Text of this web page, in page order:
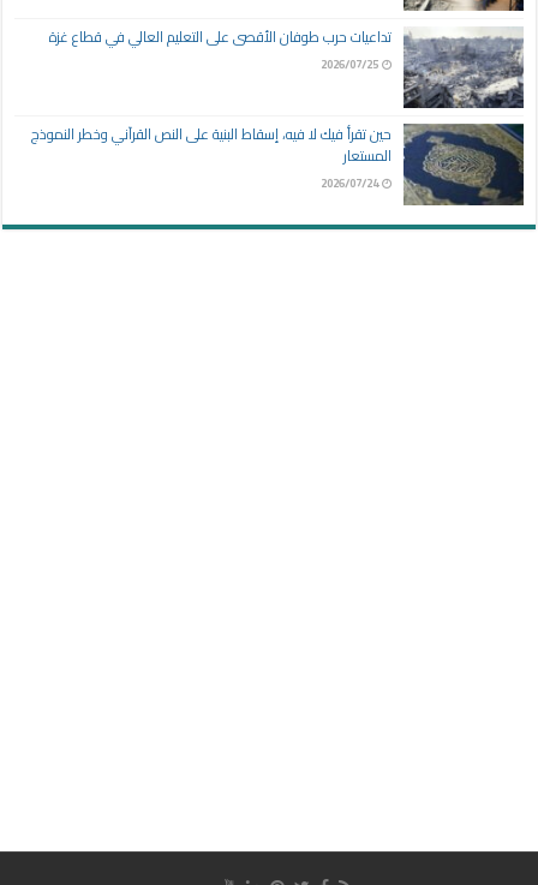
تداعيات حرب طوفان الأقصى على التعليم العالي في قطاع غزة
2026/07/25
حين تقرأ فيك لا فيه، إسقاط البنية على النص القرآني وخطر النموذج
المستعار
2026/07/24